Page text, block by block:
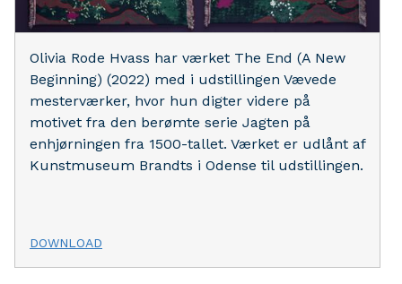
Olivia Rode Hvass har værket The End (A New
Beginning) (2022) med i udstillingen Vævede
mesterværker, hvor hun digter videre på
motivet fra den berømte serie Jagten på
enhjørningen fra 1500-tallet. Værket er udlånt af
Kunstmuseum Brandts i Odense til udstillingen.
DOWNLOAD